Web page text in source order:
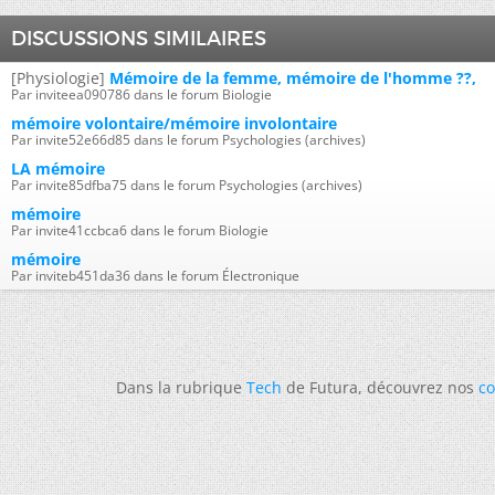
DISCUSSIONS SIMILAIRES
[Physiologie] Mémoire de la femme, mémoire de l'homme ??,
Par inviteea090786 dans le forum Biologie
mémoire volontaire/mémoire involontaire
Par invite52e66d85 dans le forum Psychologies (archives)
LA mémoire
Par invite85dfba75 dans le forum Psychologies (archives)
mémoire
Par invite41ccbca6 dans le forum Biologie
mémoire
Par inviteb451da36 dans le forum Électronique
Dans la rubriqueTechde Futura, découvrez nos